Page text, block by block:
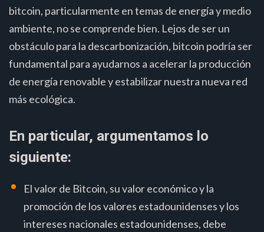
bitcoin, particularmente en temas de energía y medio
ambiente, no se comprende bien. Lejos de ser un
obstáculo para la descarbonización, bitcoin podría ser
fundamental para ayudarnos a acelerar la producción
de energía renovable y estabilizar nuestra nueva red
más ecológica.
En particular, argumentamos lo
siguiente:
El valor de Bitcoin, su valor económico y la
promoción de los valores estadounidenses y los
intereses nacionales estadounidenses, debe